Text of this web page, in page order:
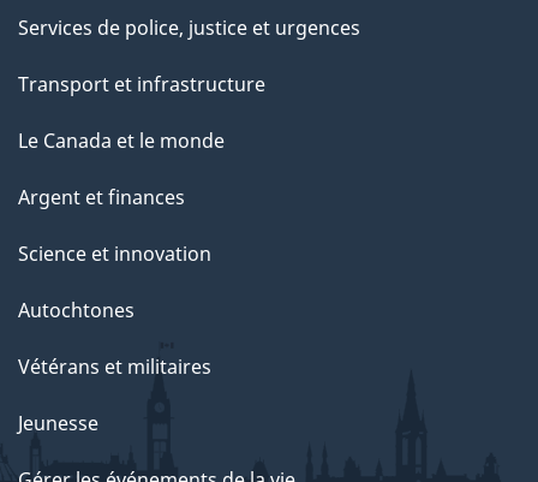
Services de police, justice et urgences
Transport et infrastructure
Le Canada et le monde
Argent et finances
Science et innovation
Autochtones
Vétérans et militaires
Jeunesse